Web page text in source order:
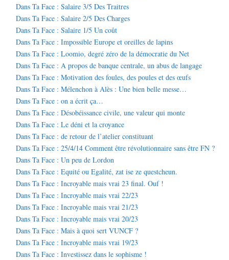
Dans Ta Face : Salaire 3/5 Des Traitres
Dans Ta Face : Salaire 2/5 Des Charges
Dans Ta Face : Salaire 1/5 Un coût
Dans Ta Face : Impossible Europe et oreilles de lapins
Dans Ta Face : Loomio, degré zéro de la démocratie du Net
Dans Ta Face : A propos de banque centrale, un abus de langage
Dans Ta Face : Motivation des foules, des poules et des œufs
Dans Ta Face : Mélenchon à Alès : Une bien belle messe…
Dans Ta Face : on a écrit ça…
Dans Ta Face : Désobéissance civile, une valeur qui monte
Dans Ta Face : Le déni et la croyance
Dans Ta Face : de retour de l’atelier constituant
Dans Ta Face : 25/4/14 Comment être révolutionnaire sans être FN ?
Dans Ta Face : Un peu de Lordon
Dans Ta Face : Equité ou Egalité, zat ise ze questcheun.
Dans Ta Face : Incroyable mais vrai 23 final. Ouf !
Dans Ta Face : Incroyable mais vrai 22/23
Dans Ta Face : Incroyable mais vrai 21/23
Dans Ta Face : Incroyable mais vrai 20/23
Dans Ta Face : Mais à quoi sert VUNCF ?
Dans Ta Face : Incroyable mais vrai 19/23
Dans Ta Face : Investissez dans le sophisme !